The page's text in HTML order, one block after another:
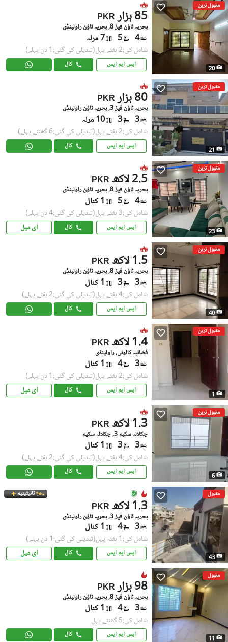
مقبول ترین
20
PKR 85 ہزار
بحریہ ٹاؤن فیز 8, بحریہ ٹاؤن راولپنڈی
4
5 7 مرلہ
شامل کی:2 ہفتے پہل (تبدیلی کی گئی:1 دن پہلے)
ایس ایم ایس کال
مقبول ترین
21
PKR 80 ہزار
بحریہ ٹاؤن فیز 3, بحریہ ٹاؤن راولپنڈی
3
3 10 مرلہ
شامل کی:2 ہفتے پہل (تبدیلی کی گئی:6 گھنٹے پہلے)
ایس ایم ایس کال
مقبول ترین
23
PKR 2.5 لاکھ
بحریہ ٹاؤن فیز 8, بحریہ ٹاؤن راولپنڈی
4
5 1 کنال
شامل کی:3 ہفتے پہل (تبدیلی کی گئی:4 دن پہلے)
ایس ایم ایس کال ای میل
مقبول ترین
40
PKR 1.5 لاکھ
بحریہ ٹاؤن فیز 8, بحریہ ٹاؤن راولپنڈی
3
3 1 کنال
شامل کی:4 ہفتے پہل (تبدیلی کی گئی:2 ہفتے پہلے)
ایس ایم ایس کال
مقبول ترین
1
PKR 1.4 لاکھ
فضائیہ کالونی, راولپنڈی
3
4 1 کنال
شامل کی:2 ہفتے پہل (تبدیلی کی گئی:1 دن پہلے)
ایس ایم ایس کال ای میل
مقبول ترین
6
PKR 1.3 لاکھ
چکلالہ سکیم 3, چکلالہ سکیم
3
3 1 کنال
شامل کی:4 ہفتے پہل (تبدیلی کی گئی:2 ہفتے پہلے)
ایس ایم ایس کال
مقبول
43
ٹائیٹینیم
PKR 1.3 لاکھ
بحریہ ٹاؤن فیز 3, بحریہ ٹاؤن راولپنڈی
3
4 1 کنال
شامل کی:1 ہفتہ پہل (تبدیلی کی گئی:1 دن پہلے)
ایس ایم ایس کال ای میل
مقبول
11
PKR 98 ہزار
بحریہ ٹاؤن فیز 8, بحریہ ٹاؤن راولپنڈی
3
4 1 کنال
شامل کی:5 گھنٹے پہل
ایس ایم ایس کال